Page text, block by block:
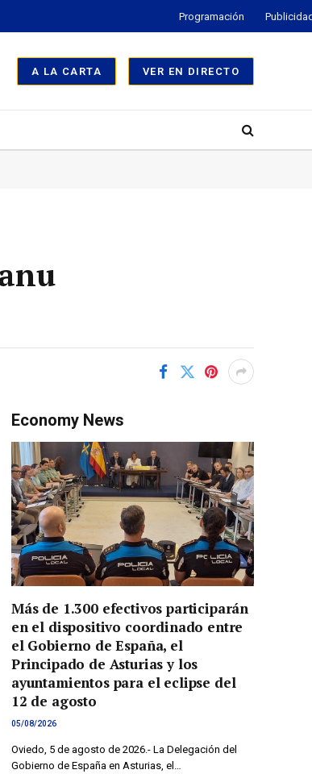
Programación
A LA CARTA VER EN DIRECTO
Economy News
Más de 1.300 efectivos participarán
en el dispositivo coordinado entre
el Gobierno de España, el
Principado de Asturias y los
ayuntamientos para el eclipse del
12 de agosto
05/08/2026
Oviedo, 5 de agosto de 2026.- La Delegación del
Gobierno de España en Asturias, el…